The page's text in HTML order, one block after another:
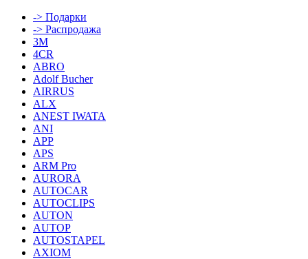
-> Подарки
-> Распродажа
3M
4CR
ABRO
Adolf Bucher
AIRRUS
ALX
ANEST IWATA
ANI
APP
APS
ARM Pro
AURORA
AUTOCAR
AUTOCLIPS
AUTON
AUTOP
AUTOSTAPEL
AXIOM